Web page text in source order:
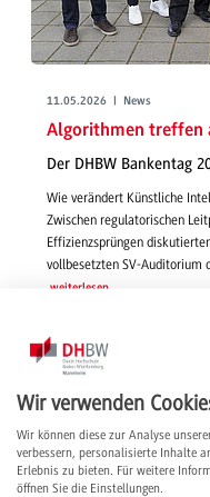
11.05.2026 | News
Algorithmen treffen
Der DHBW Bankentag
Wie verändert Künstliche
Zwischen regulatorischen
Effizienzsprüngen
vollbesetzten SV-Auditorium
weiterlesen
Wir verwenden
Wir können diese zur Analyse
verbessern, personalisierte Inhalte
Erlebnis zu bieten. Für weitere
öffnen Sie die Einstellungen.